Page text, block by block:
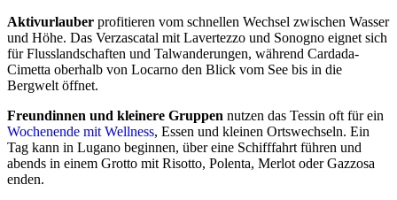
Aktivurlauber profitieren vom schnellen Wechsel zwischen Wasser
und Höhe. Das Verzascatal mit Lavertezzo und Sonogno eignet sich
für Flusslandschaften und Talwanderungen, während Cardada-
Cimetta oberhalb von Locarno den Blick vom See bis in die
Bergwelt öffnet.
Freundinnen und kleinere Gruppen nutzen das Tessin oft für ein
Wochenende mit Wellness, Essen und kleinen Ortswechseln. Ein
Tag kann in Lugano beginnen, über eine Schifffahrt führen und
abends in einem Grotto mit Risotto, Polenta, Merlot oder Gazzosa
enden.